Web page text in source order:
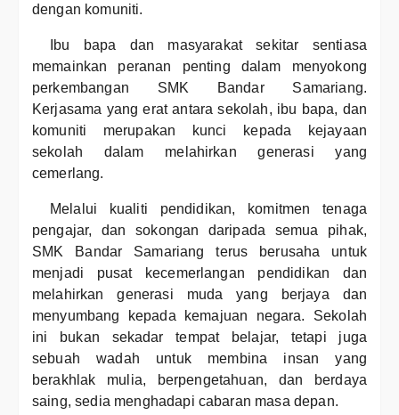
dengan komuniti.
Ibu bapa dan masyarakat sekitar sentiasa
memainkan peranan penting dalam menyokong
perkembangan SMK Bandar Samariang.
Kerjasama yang erat antara sekolah, ibu bapa, dan
komuniti merupakan kunci kepada kejayaan
sekolah dalam melahirkan generasi yang
cemerlang.
Melalui kualiti pendidikan, komitmen tenaga
pengajar, dan sokongan daripada semua pihak,
SMK Bandar Samariang terus berusaha untuk
menjadi pusat kecemerlangan pendidikan dan
melahirkan generasi muda yang berjaya dan
menyumbang kepada kemajuan negara. Sekolah
ini bukan sekadar tempat belajar, tetapi juga
sebuah wadah untuk membina insan yang
berakhlak mulia, berpengetahuan, dan berdaya
saing, sedia menghadapi cabaran masa depan.